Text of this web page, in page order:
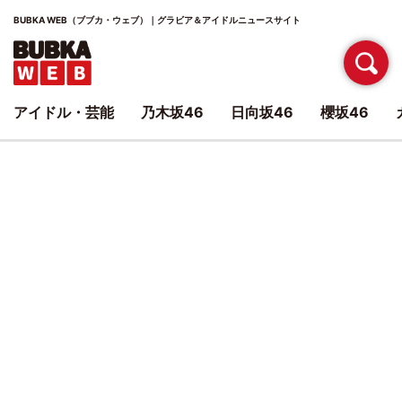
BUBKA WEB（ブブカ・ウェブ）｜グラビア＆アイドルニュースサイト
アイドル・芸能 乃木坂46 日向坂46 櫻坂46